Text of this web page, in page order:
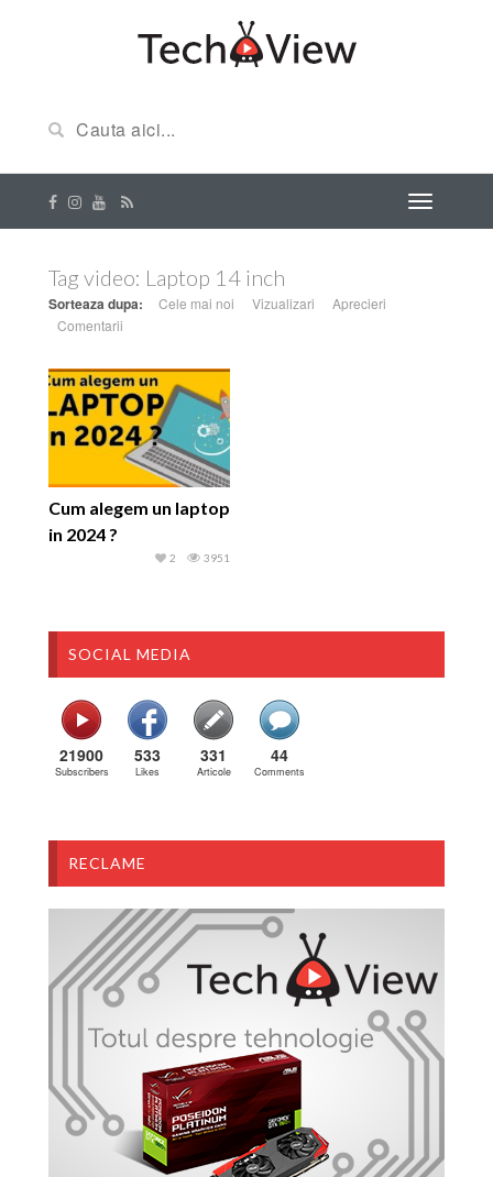
Tag video: Laptop 14 inch
Sorteaza dupa: Cele mai noi Vizualizari
Aprecieri
Comentarii
Cum alegem un laptop
in 2024 ?
3951
2
SOCIAL MEDIA
21900
Subscribers
533
Likes
331
Articole
44
Comments
RECLAME